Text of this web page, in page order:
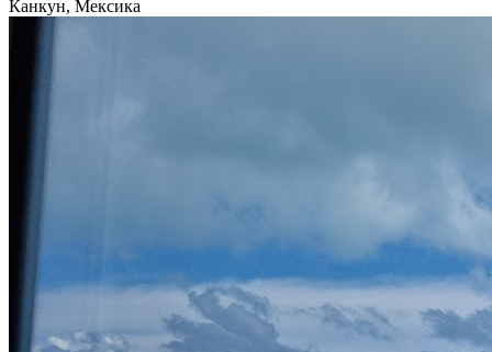
Канкун, Мексика